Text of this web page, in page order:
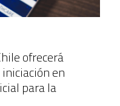
ofrecerá
en
para la